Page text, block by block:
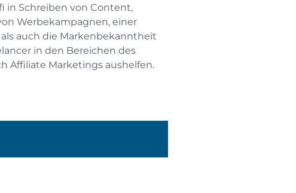
in Schreiben von Content,
Werbekampagnen, einer
auch die Markenbekanntheit
in den Bereichen des
Affiliate Marketings aushelfen.